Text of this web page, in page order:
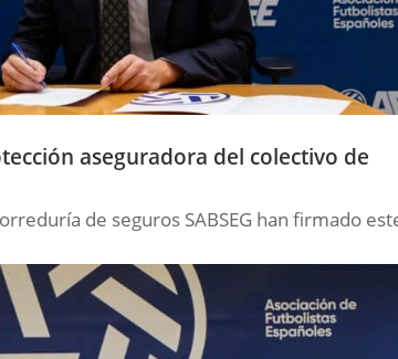
aseguradora del colectivo de
de seguros SABSEG han firmado